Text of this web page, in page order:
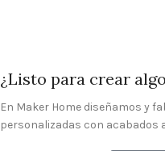
¿Listo para crear
En Maker Home diseñamos y
personalizadas con